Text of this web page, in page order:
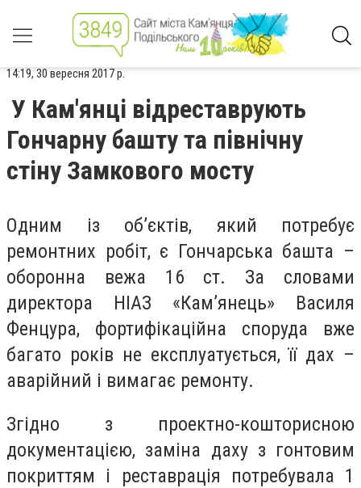
14:19, 30 вересня 2017 р.
У Кам'янці відреставрують
Гончарну башту та північну
стіну Замкового мосту
Одним із об’єктів, який потребує
ремонтних робіт, є Гончарська башта –
оборонна вежа 16 ст. За словами
директора НІАЗ «Кам’янець» Василя
Фенцура, фортифікаційна споруда вже
багато років не експлуатується, її дах –
аварійний і вимагає ремонту.
Згідно з проектно-кошторисною
документацією, заміна даху з гонтовим
покриттям і реставрація потребувала 1